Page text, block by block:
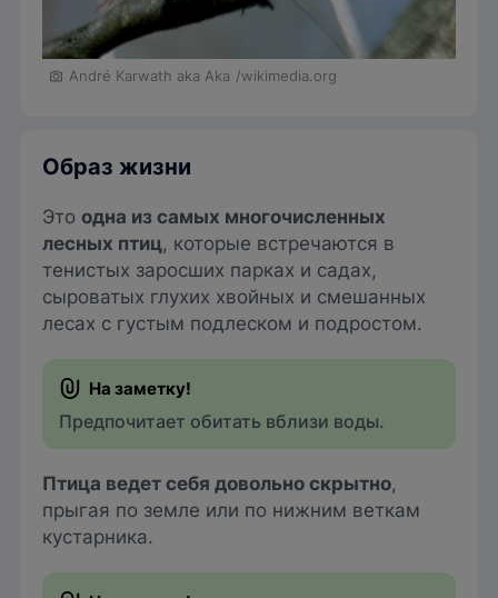
André Karwath aka Aka /wikimedia.org
Образ жизни
Это одна из самых многочисленных
лесных птиц, которые встречаются в
тенистых заросших парках и садах,
сыроватых глухих хвойных и смешанных
лесах с густым подлеском и подростом.
Предпочитает обитать вблизи воды.
Птица ведет себя довольно скрытно,
прыгая по земле или по нижним веткам
кустарника.